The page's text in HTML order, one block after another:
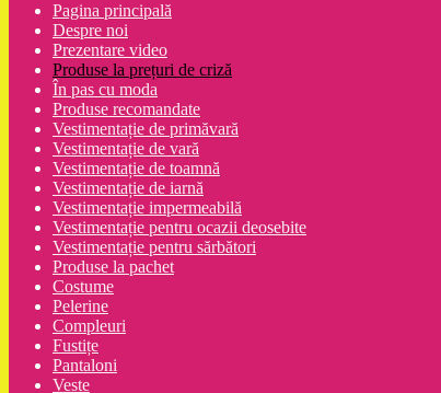
Pagina principală
Despre noi
Prezentare video
Produse la prețuri de criză
În pas cu moda
Produse recomandate
Vestimentație de primăvară
Vestimentație de vară
Vestimentație de toamnă
Vestimentație de iarnă
Vestimentație impermeabilă
Vestimentație pentru ocazii deosebite
Vestimentație pentru sărbători
Produse la pachet
Costume
Pelerine
Compleuri
Fustițe
Pantaloni
Veste